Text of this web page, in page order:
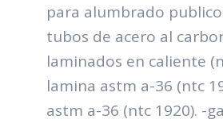
para alumbrado
tubos de acero al
laminados en caliente
lamina astm a-36 (ntc
astm a-36 (ntc 1920). -